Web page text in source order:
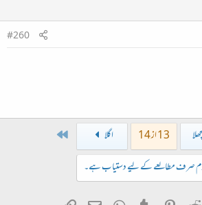
#260
13 از 14 اگلا
صرف مطالعے کے لیے دستیاب ہے۔